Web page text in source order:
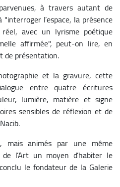
à travers autant de
l’espace, la présence
avec un lyrisme poétique
affirmée", peut-on lire, en
de présentation.
et la gravure, cette
entre quatre écritures
lumière, matière et signe
sensibles de réflexion et de
mais animés par une même
l’Art un moyen d’habiter le
le fondateur de la Galerie